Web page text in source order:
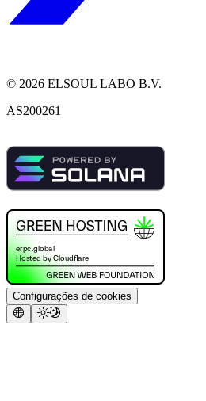
© 2026 ELSOUL LABO B.V.
AS200261
Configurações de cookies